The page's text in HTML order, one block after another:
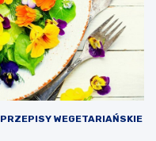
PRZEPISY WEGETARIAŃSKIE